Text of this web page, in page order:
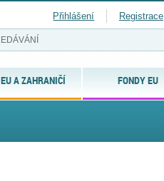
EU A ZAHRANIČÍ FONDY EU
Přihlášení Registrace